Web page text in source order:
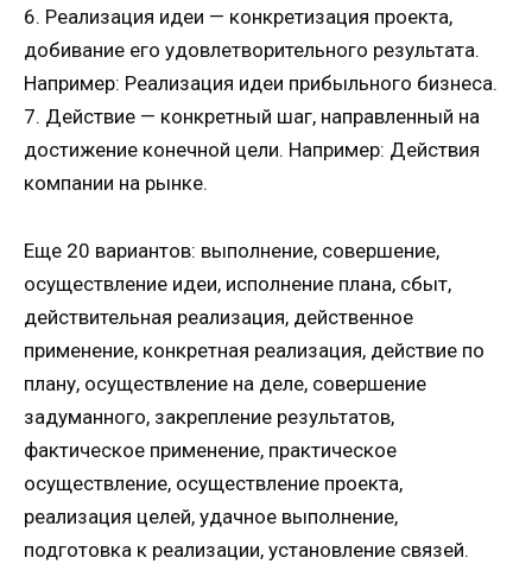
6. Реализация идеи — конкретизация проекта,
добивание его удовлетворительного результата.
Например: Реализация идеи прибыльного бизнеса.
7. Действие — конкретный шаг, направленный на
достижение конечной цели. Например: Действия
компании на рынке.
Еще 20 вариантов: выполнение, совершение,
осуществление идеи, исполнение плана, сбыт,
действительная реализация, действенное
применение, конкретная реализация, действие по
плану, осуществление на деле, совершение
задуманного, закрепление результатов,
фактическое применение, практическое
осуществление, осуществление проекта,
реализация целей, удачное выполнение,
подготовка к реализации, установление связей.